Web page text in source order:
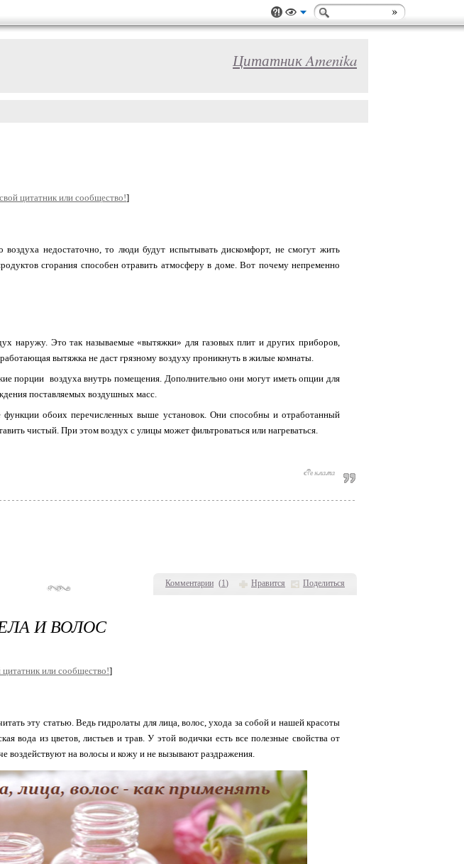
Цитатник Amenika
Комментарии (1) Нравится Поделиться
цитатник или сообщество!]
недостаточно, то люди будут испытывать дискомфорт, не смогут жить
сгорания способен отравить атмосферу в доме. Вот почему непременно
наружу. Это так называемые «вытяжки» для газовых плит и других приборов,
вытяжка не даст грязному воздуху проникнуть в жилые комнаты.
порции воздуха внутрь помещения. Дополнительно они могут иметь опции для
поставляемых воздушных масс.
обоих перечисленных выше установок. Они способны и отработанный
чистый. При этом воздух с улицы может фильтроваться или нагреваться.
И ВОЛОС
цитатник или сообщество!]
эту статью. Ведь гидролаты для лица, волос, ухода за собой и нашей красоты
вода из цветов, листьев и трав. У этой водички есть все полезные свойства от
воздействуют на волосы и кожу и не вызывают раздражения.